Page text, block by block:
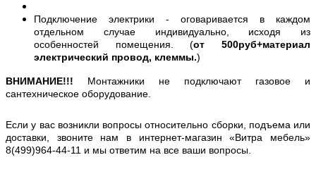
Подключение электрики - оговаривается в каждом
отдельном случае индивидуально, исходя из
особенностей помещения. (от 500руб+материал
электрический провод, клеммы.)
ВНИМАНИЕ!!! Монтажники не подключают газовое и
сантехническое оборудование.
Если у вас возникли вопросы относительно сборки, подъема или
доставки, звоните нам в интернет-магазин «Витра мебель»
8(499)964-44-11 и мы ответим на все ваши вопросы.